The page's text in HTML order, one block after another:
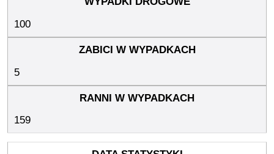
100
5
159